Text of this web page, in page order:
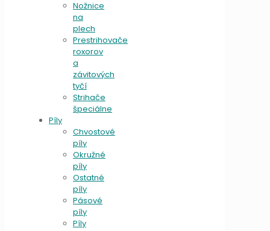
Nožnice
na
plech
Prestrihovače
roxorov
a
závitových
tyčí
Strihače
špeciálne
Píly
Chvostové
píly
Okružné
píly
Ostatné
píly
Pásové
píly
Píly